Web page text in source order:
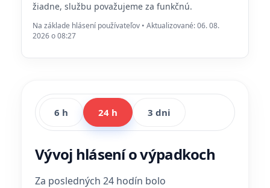
žiadne, službu považujeme za funkčnú.
Na základe hlásení používateľov • Aktualizované: 06. 08.
2026 o 08:27
6 h 24 h 3 dni
Vývoj hlásení o výpadkoch
Za posledných 24 hodín bolo